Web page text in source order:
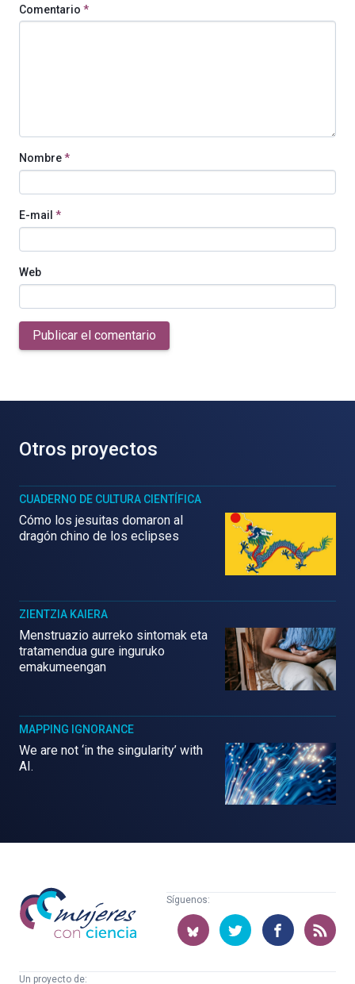
Comentario *
Nombre*
E-mail *
Web
Publicar el comentario
Otros proyectos
CUADERNO DE CULTURA CIENTÍFICA
Cómo los jesuitas domaron al
dragón chino de los eclipses
ZIENTZIA KAIERA
Menstruazio aurreko sintomak eta
tratamendua gure inguruko
emakumeengan
MAPPING IGNORANCE
We are not ‘in the singularity’ with
AI.
Mujeres
con
ciencia
Síguenos:
Un proyecto de: